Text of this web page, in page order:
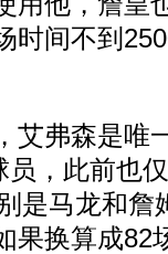
时间不到
弗森是唯
，此前也
是马龙和詹
果换算成82
哲学 南